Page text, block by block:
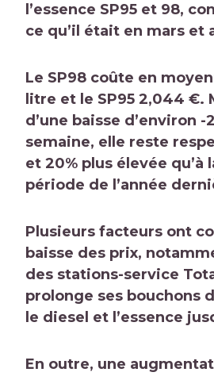
l’essence SP95 et 98,
ce qu’il était en mars et
Le SP98 coûte en
litre et le SP95 2,044 €.
d’une baisse d’environ -
semaine, elle reste
et 20% plus élevée qu’à
période de l’année
Plusieurs facteurs ont
baisse des prix,
des stations-service
prolonge ses bouchons
le diesel et l’essence
En outre, une